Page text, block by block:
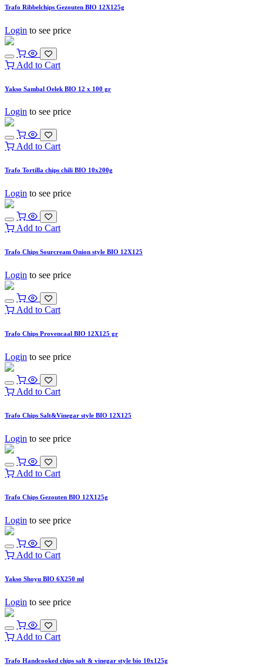
Trafo Ribbelchips Gezouten BIO 12X125g
Login to see price
Add to Cart
Yakso Sambal Oelek BIO 12 x 100 gr
Login to see price
Add to Cart
Trafo Tortilla chips chili BIO 10x200g
Login to see price
Add to Cart
Trafo Chips Sourcream Onion style BIO 12X125
Login to see price
Add to Cart
Trafo Chips Provencaal BIO 12X125 gr
Login to see price
Add to Cart
Trafo Chips Salt&Vinegar style BIO 12X125
Login to see price
Add to Cart
Trafo Chips Gezouten BIO 12X125g
Login to see price
Add to Cart
Yakso Shoyu BIO 6X250 ml
Login to see price
Add to Cart
Trafo Handcooked chips salt & vinegar style bio 10x125g